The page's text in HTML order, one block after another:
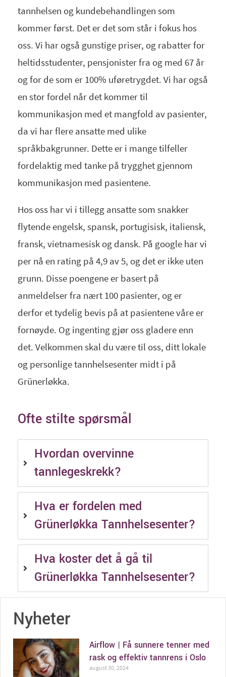
tannhelsen og kundebehandlingen som
kommer først. Det er det som står i fokus hos
oss. Vi har også gunstige priser, og rabatter for
heltidsstudenter, pensjonister fra og med 67 år
og for de som er 100% uføretrygdet. Vi har også
en stor fordel når det kommer til
kommunikasjon med et mangfold av pasienter,
da vi har flere ansatte med ulike
språkbakgrunner. Dette er i mange tilfeller
fordelaktig med tanke på trygghet gjennom
kommunikasjon med pasientene.
Hos oss har vi i tillegg ansatte som snakker
flytende engelsk, spansk, portugisisk, italiensk,
fransk, vietnamesisk og dansk. På google har vi
per nå en rating på 4,9 av 5, og det er ikke uten
grunn. Disse poengene er basert på
anmeldelser fra nært 100 pasienter, og er
derfor et tydelig bevis på at pasientene våre er
fornøyde. Og ingenting gjør oss gladere enn
det. Velkommen skal du være til oss, ditt lokale
og personlige tannhelsesenter midt i på
Grünerløkka.
Ofte stilte spørsmål
Hvordan overvinne
tannlegeskrekk?
Hva er fordelen med
Grünerløkka Tannhelsesenter?
Hva koster det å gå til
Grünerløkka Tannhelsesenter?
Nyheter
Airflow | Få sunnere tenner med
rask og effektiv tannrens i Oslo
august 30, 2024